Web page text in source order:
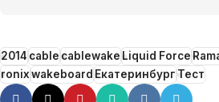
2014cablecablewakeLiquid Force
ronixwakeboard ЕкатеринбургТест